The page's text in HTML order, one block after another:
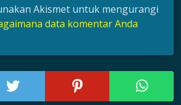
Akismet untuk mengurangi
data komentar Anda